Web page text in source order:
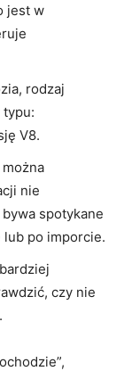
jest w
rodzaj
typu:
V8.
nie
spotykane
lub po imporcie.
czy nie